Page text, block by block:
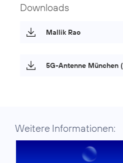
Downloads
Mallik Rao
5G-Antenne München
Weitere Informationen: